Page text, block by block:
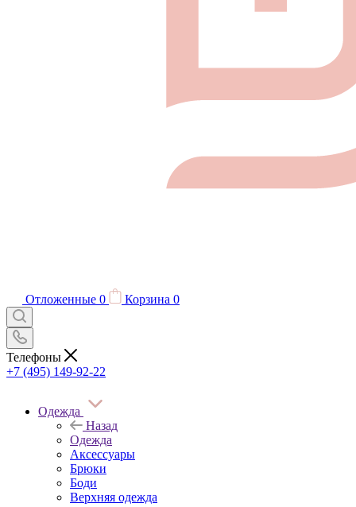
Отложенные 0 Корзина 0
Телефоны
+7 (495) 149-92-22
Одежда
Назад
Одежда
Аксессуары
Брюки
Боди
Верхняя одежда